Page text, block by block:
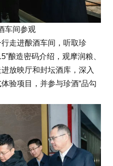
车间参观
走进酿酒车间，听取珍
酿造密码介绍，观摩润粮、
放映厅和封坛酒库，深入
验项目，并参与珍酒“品勾